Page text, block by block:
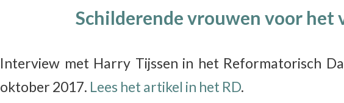
Schilderende vrouwen voor het
Interview met Harry Tijssen in het Reformatorisch
oktober 2017. Lees het artikel in het RD.